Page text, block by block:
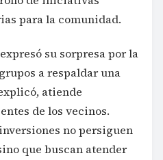
para la comunidad.
su sorpresa por la
a respaldar una
atiende
de los vecinos.
no persiguen
que buscan atender